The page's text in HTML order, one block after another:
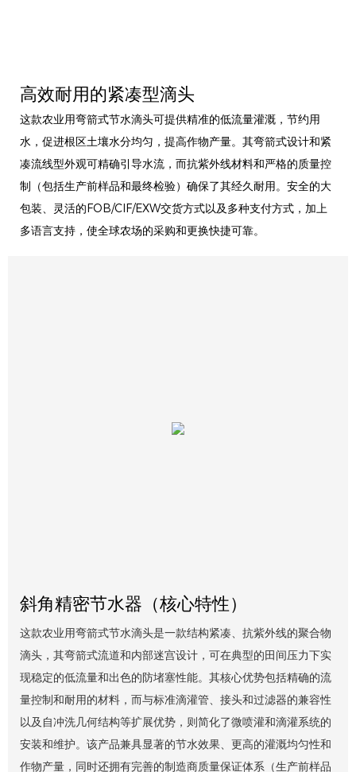
高效耐用的紧凑型滴头
这款农业用弯箭式节水滴头可提供精准的低流量灌溉，节约用
水，促进根区土壤水分均匀，提高作物产量。其弯箭式设计和紧
凑流线型外观可精确引导水流，而抗紫外线材料和严格的质量控
制（包括生产前样品和最终检验）确保了其经久耐用。安全的大
包装、灵活的FOB/CIF/EXW交货方式以及多种支付方式，加上
多语言支持，使全球农场的采购和更换快捷可靠。
斜角精密节水器（核心特性）
这款农业用弯箭式节水滴头是一款结构紧凑、抗紫外线的聚合物
滴头，其弯箭式流道和内部迷宫设计，可在典型的田间压力下实
现稳定的低流量和出色的防堵塞性能。其核心优势包括精确的流
量控制和耐用的材料，而与标准滴灌管、接头和过滤器的兼容性
以及自冲洗几何结构等扩展优势，则简化了微喷灌和滴灌系统的
安装和维护。该产品兼具显著的节水效果、更高的灌溉均匀性和
作物产量，同时还拥有完善的制造商质量保证体系（生产前样品